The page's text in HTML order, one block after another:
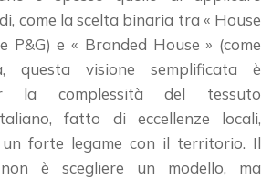
come la scelta binaria tra « House
P&G) e « Branded House » (come
questa visione semplificata è
la complessità del tessuto
fatto di eccellenze locali,
forte legame con il territorio. Il
è scegliere un modello, ma